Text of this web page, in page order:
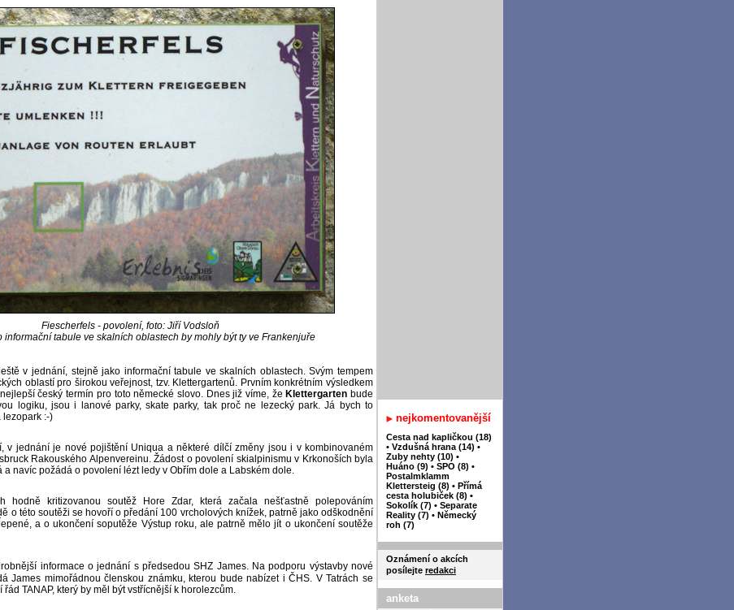
Fiescherfels - povolení, foto: Jiří Vodsloň
informační tabule ve skalních oblastech by mohly být ty ve Frankenjuře
v jednání, stejně jako informační tabule ve skalních oblastech. Svým tempem
oblastí pro širokou veřejnost, tzv. Klettergartenů. Prvním konkrétním výsledkem
český termín pro toto německé slovo. Dnes již víme, že Klettergarten bude
logiku, jsou i lanové parky, skate parky, tak proč ne lezecký park. Já bych to
lezopark :-)
v jednání je nové pojištění Uniqua a některé dílčí změny jsou i v kombinovaném
Rakouského Alpenvereinu. Žádost o povolení skialpinismu v Krkonoších byla
a navíc požádá o povolení lézt ledy v Obřím dole a Labském dole.
hodně kritizovanou soutěž Hore Zdar, která začala nešťastně polepováním
o této soutěži se hovoří o předání 100 vrcholových knížek, patrně jako odškodnění
a o ukončení soputěže Výstup roku, ale patrně mělo jít o ukončení soutěže
informace o jednání s předsedou SHZ James. Na podporu výstavby nové
James mimořádnou členskou známku, kterou bude nabízet i ČHS. V Tatrách se
TANAP, který by měl být vstřícnější k horolezcům.
nejkomentovanější
Cesta nad kapličkou (18)
• Vzdušná hrana (14) •
Zuby nehty (10) •
Huáno (9) • SPO (8) •
Postalmklamm
Klettersteig (8) • Přímá
cesta holubiček (8) •
Sokolík (7) • Separate
Reality (7) • Německý
roh (7)
Oznámení o akcích
posílejte redakci
anketa